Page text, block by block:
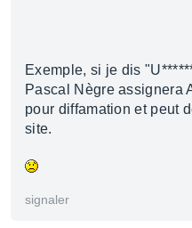
Exemple, si je dis
Pascal Nègre assignera
pour diffamation et peut
site.
signaler